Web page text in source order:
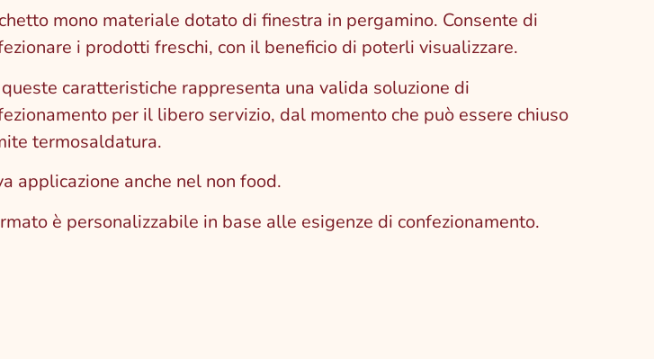
mono materiale dotato di finestra in pergamino. Consente di
i prodotti freschi, con il beneficio di poterli visualizzare.
caratteristiche rappresenta una valida soluzione di
per il libero servizio, dal momento che può essere chiuso
termosaldatura.
applicazione anche nel non food.
è personalizzabile in base alle esigenze di confezionamento.